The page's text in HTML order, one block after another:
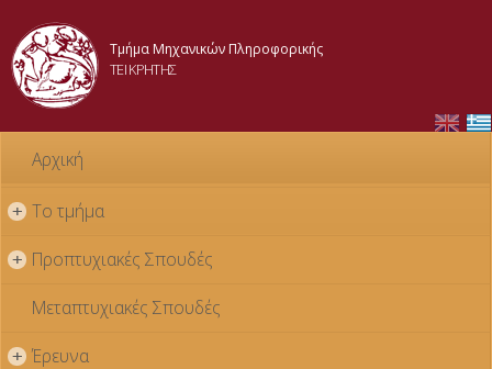
content
Τμήμα Μηχανικών Πληροφορικής
ΤΕΙ ΚΡΗΤΗΣ
Αρχική
+ Το τμήμα
+ Προπτυχιακές Σπουδές
Μεταπτυχιακές Σπουδές
+ Έρευνα